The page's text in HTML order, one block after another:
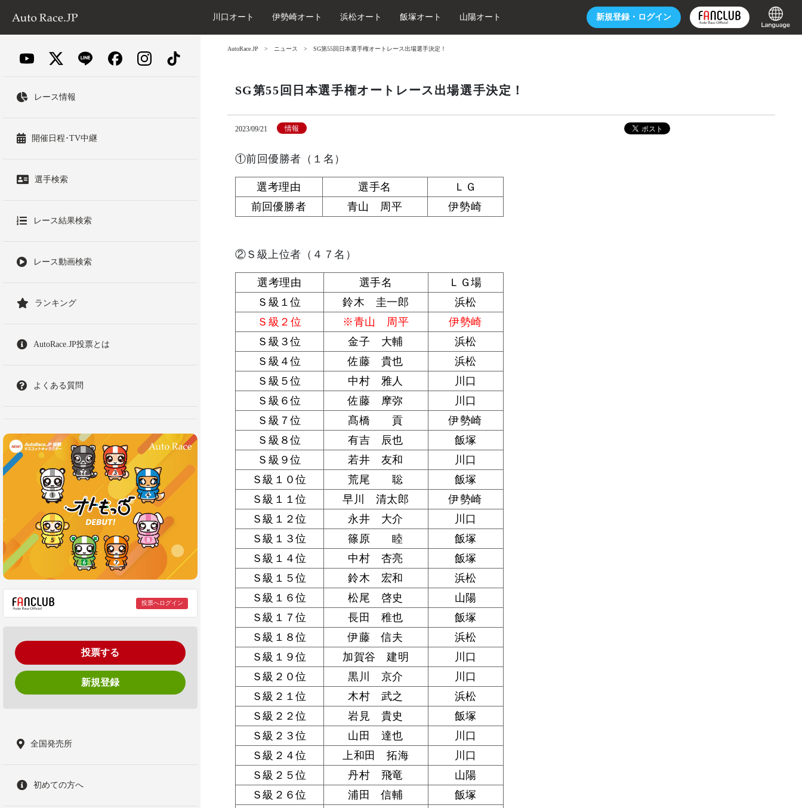
新規登録・ ログイン
川口オート 伊勢崎オート 浜松オート 飯塚オート 山陽オート
レース情報
開催日程･TV中継
選手検索
レース結果検索
レース動画検索
ランキング
AutoRace.JP投票とは
よくある質問
投票へログイン
投票する
新規登録
全国発売所
初めての方へ
AutoRace.JP ニュース SG第55回日本選手権オートレース出場選手決定！
SG第55回日本選手権オートレース出場選手決定！
2023/09/21 情報
①前回優勝者（１名）
選考理由 選手名
ＬＧ
前回優勝者
青山 周平 伊勢崎
②Ｓ級上位者（４７名）
選考理由 選手名
ＬＧ場
Ｓ級１位
鈴木 圭一郎
浜松
Ｓ級２位
※青山 周平
伊勢崎
Ｓ級３位
金子 大輔
浜松
Ｓ級４位
佐藤 貴也
浜松
Ｓ級５位
中村 雅人
川口
Ｓ級６位
佐藤 摩弥
川口
Ｓ級７位
髙橋 貢
伊勢崎
Ｓ級８位
有吉 辰也
飯塚
Ｓ級９位
若井 友和
川口
Ｓ級１０位
荒尾 聡
飯塚
Ｓ級１１位
早川 清太郎
伊勢崎
Ｓ級１２位
永井 大介
川口
Ｓ級１３位
篠原 睦
飯塚
Ｓ級１４位
中村 杏亮
飯塚
Ｓ級１５位
鈴木 宏和
浜松
Ｓ級１６位
松尾 啓史
山陽
Ｓ級１７位
長田 稚也
飯塚
Ｓ級１８位
伊藤 信夫
浜松
Ｓ級１９位
加賀谷 建明
川口
Ｓ級２０位
黒川 京介
川口
Ｓ級２１位
木村 武之
浜松
Ｓ級２２位
岩見 貴史
飯塚
Ｓ級２３位
山田 達也
川口
Ｓ級２４位
上和田 拓海
川口
Ｓ級２５位
丹村 飛竜
山陽
Ｓ級２６位
浦田 信輔
飯塚